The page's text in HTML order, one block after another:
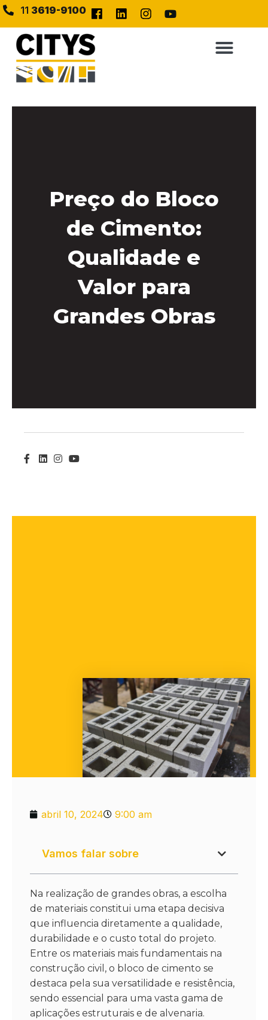
11 3619-9100
Preço do Bloco
de Cimento:
Qualidade e
Valor para
Grandes Obras
abril 10, 2024 9:00 am
Vamos falar sobre
Na realização de grandes obras, a escolha
de materiais constitui uma etapa decisiva
que influencia diretamente a qualidade,
durabilidade e o custo total do projeto.
Entre os materiais mais fundamentais na
construção civil, o bloco de cimento se
destaca pela sua versatilidade e resistência,
sendo essencial para uma vasta gama de
aplicações estruturais e de alvenaria.